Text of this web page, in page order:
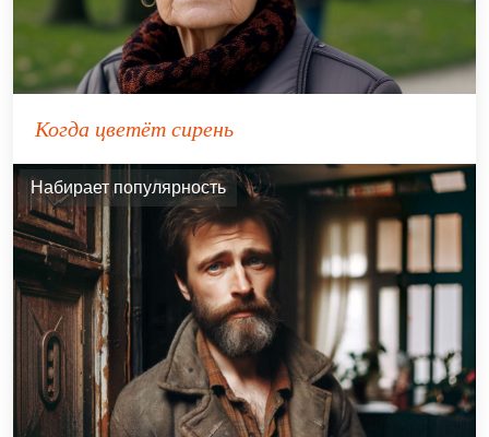
Когда цветёт сирень
Набирает популярность